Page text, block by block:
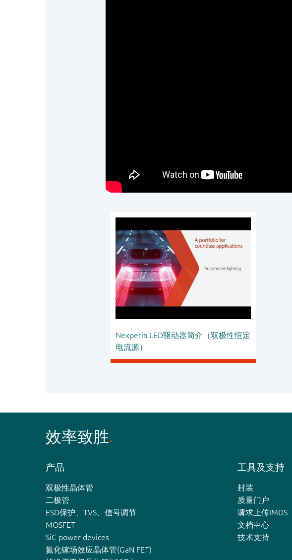
Nexperia LED驱动器简介（双极性恒定
电流源）
效率致胜
产品
双极性晶体管
二极管
ESD保护、TVS、信号调节
MOSFET
SiC power devices
氮化镓场效应晶体管(GaN FET)
工具及支持
封装
质量门户
请求上传IMDS
文档中心
技术支持